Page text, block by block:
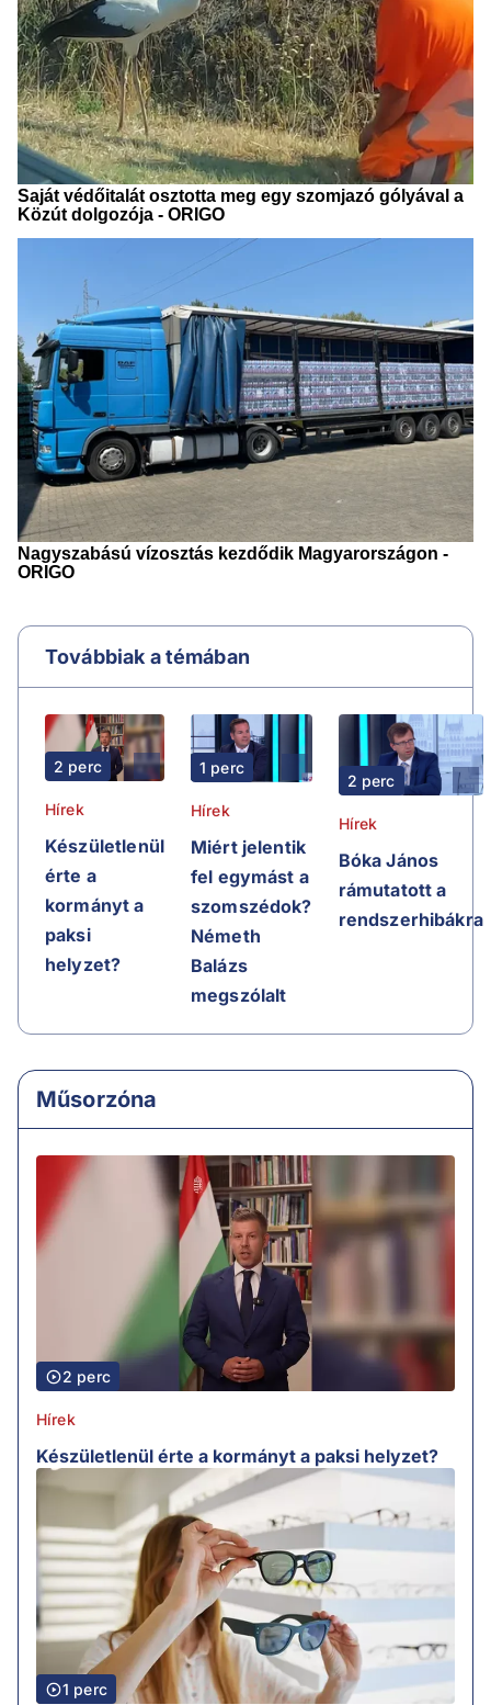
Továbbiak a témában
2 perc
Hírek
Készületlenül
érte a
kormányt a
paksi
helyzet?
1 perc
Hírek
Miért jelentik
fel egymást a
szomszédok?
Németh
Balázs
megszólalt
2 perc
Hírek
Bóka János
rámutatott a
rendszerhibákra
Műsorzóna
2 perc
Hírek
Készületlenül érte a kormányt a paksi helyzet?
1 perc